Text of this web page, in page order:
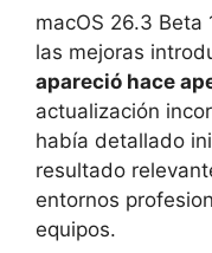
macOS 26.3 Beta
las mejoras
apareció hace
actualización
había detallado
resultado
entornos
equipos.